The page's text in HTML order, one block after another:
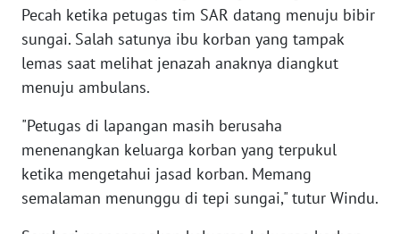
Pecah ketika petugas tim SAR datang menuju bibir
sungai. Salah satunya ibu korban yang tampak
lemas saat melihat jenazah anaknya diangkut
menuju ambulans.
"Petugas di lapangan masih berusaha
menenangkan keluarga korban yang terpukul
ketika mengetahui jasad korban. Memang
semalaman menunggu di tepi sungai," tutur Windu.
JAKARTA
WN
WN
BANTEN